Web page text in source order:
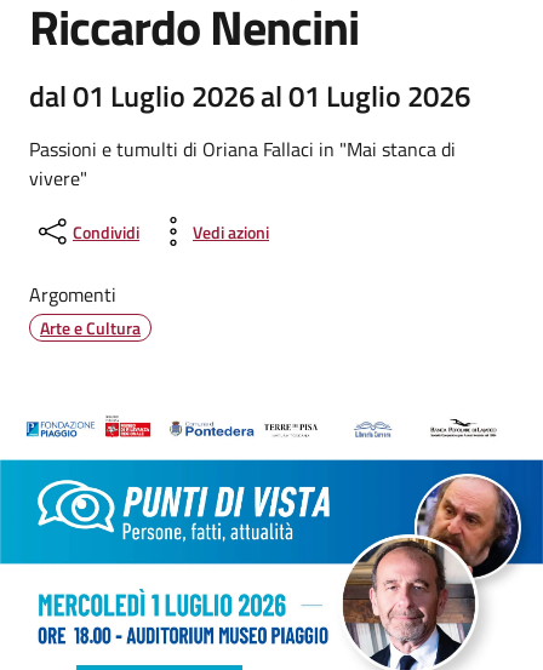
Riccardo Nencini
dal 01 Luglio 2026 al 01 Luglio 2026
Passioni e tumulti di Oriana Fallaci in "Mai stanca di
vivere"
Condividi Vedi azioni
Argomenti
Arte e Cultura